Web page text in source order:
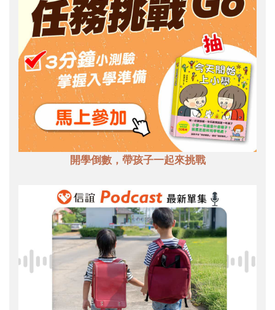
開學倒數，帶孩子一起來挑戰